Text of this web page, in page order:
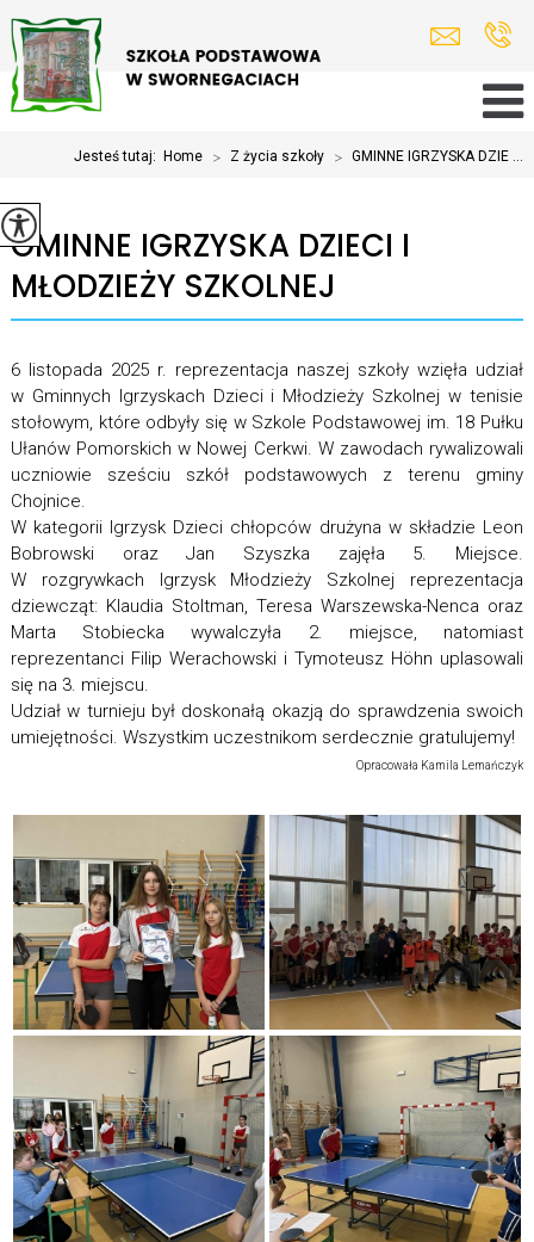
Jesteś tutaj: Home > Z życia szkoły > GMINNE IGRZYSKA DZIE ...
GMINNE IGRZYSKA DZIECI I
MŁODZIEŻY SZKOLNEJ
6 listopada 2025 r. reprezentacja naszej szkoły wzięła udział
w Gminnych Igrzyskach Dzieci i Młodzieży Szkolnej w tenisie
stołowym, które odbyły się w Szkole Podstawowej im. 18 Pułku
Ułanów Pomorskich w Nowej Cerkwi. W zawodach rywalizowali
uczniowie sześciu szkół podstawowych z terenu gminy
Chojnice.
W kategorii Igrzysk Dzieci chłopców drużyna w składzie Leon
Bobrowski oraz Jan Szyszka zajęła 5. Miejsce.
W rozgrywkach Igrzysk Młodzieży Szkolnej reprezentacja
dziewcząt: Klaudia Stoltman, Teresa Warszewska-Nenca oraz
Marta Stobiecka wywalczyła 2. miejsce, natomiast
reprezentanci Filip Werachowski i Tymoteusz Höhn uplasowali
się na 3. miejscu.
Udział w turnieju był doskonałą okazją do sprawdzenia swoich
umiejętności. Wszystkim uczestnikom serdecznie gratulujemy!
Opracowała Kamila Lemańczyk